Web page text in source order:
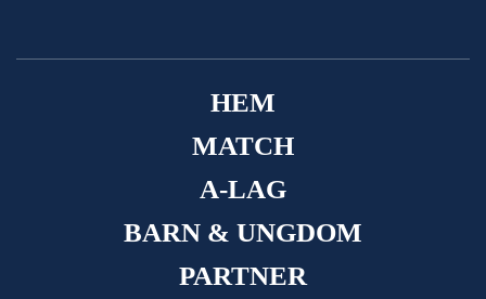
HEM
MATCH
A-LAG
BARN & UNGDOM
PARTNER